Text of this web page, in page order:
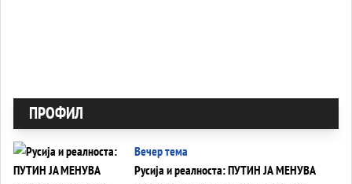
ПРОФИЛ
Вечер тема
Русија и реалноста: ПУТИН ЈА МЕНУВА